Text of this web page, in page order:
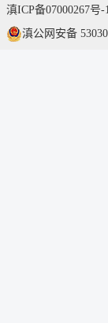
滇ICP备07000267号-
滇公网安备